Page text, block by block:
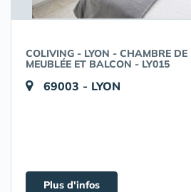
COLIVING - LYON - CHAMBRE DE
MEUBLÉE ET BALCON - LY015
69003 - LYON
Plus d'infos